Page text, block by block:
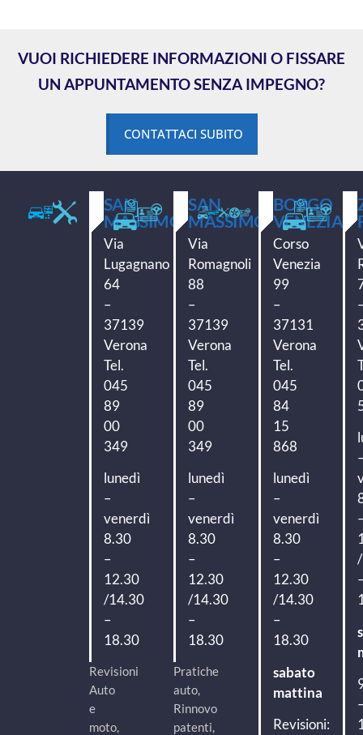
VUOI RICHIEDERE INFORMAZIONI O FISSARE
UN APPUNTAMENTO SENZA IMPEGNO?
CONTATTACI SUBITO
SAN
MASSIMO
Via
Lugagnano
64
–
37139
Verona
Tel.
045
89
00
349
lunedì
–
venerdì
8.30
–
12.30
/14.30
–
18.30
Revisioni
Auto
e
moto,
SAN
MASSIMO
Via
Romagnoli
88
–
37139
Verona
Tel.
045
89
00
349
lunedì
–
venerdì
8.30
–
12.30
/14.30
–
18.30
Pratiche
auto,
Rinnovo
patenti,
BORGO
VENEZIA
Corso
Venezia
99
–
37131
Verona
Tel.
045
84
15
868
lunedì
–
venerdì
8.30
–
12.30
/14.30
–
18.30
sabato
mattina
Revisioni: